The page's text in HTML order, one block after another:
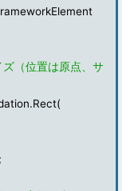
（位置は原点、サ